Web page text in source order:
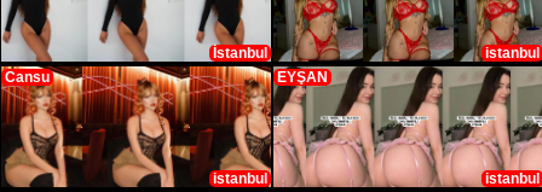
İstanbul
istanbul
Cansu
istanbul
EYŞAN
istanbul